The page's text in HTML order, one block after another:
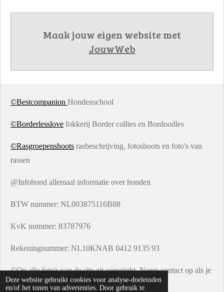
Deze website gebruikt cookies voor analyse-doeleinden
en/of het tonen van advertenties. Door gebruik te
Maak jouw eigen website met
JouwWeb
©Bestcompanion Hondenschool
©Borderlesslove fokkerij Border collies en Bordoodles
©Rasgroepenshoots rasbeschrijving, fotoshoots en foto's van
rassen
@Infohond allemaal informatie over honden
BTW nummer: NL003875116B88
KvK nummer: 83787976
Rekeningnummer: NL10KNAB 0412 9135 93
©Op alle foto's van de site zit copyright. Neem contact op als je
een foto wil gebruiken